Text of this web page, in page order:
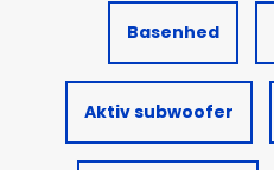
Basenhed
Aktiv subwoofer